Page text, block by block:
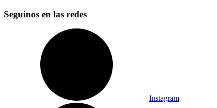
Seguinos en las redes
Instagram